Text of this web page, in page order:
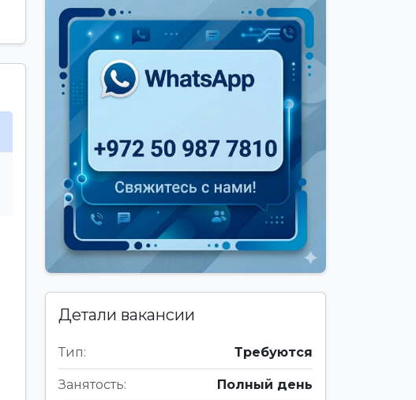
Детали вакансии
Тип: Требуются
Занятость: Полный день